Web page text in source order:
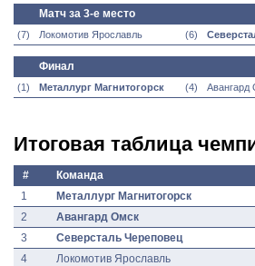
Матч за 3-е место
(7) Локомотив Ярославль (6)
Финал
(1) Металлург Магнитогорск (4) Авангард
Итоговая таблица
#
Команда
1
Металлург Магнитогорск
2 Авангард Омск
3 Северсталь Череповец
4
Локомотив Ярославль